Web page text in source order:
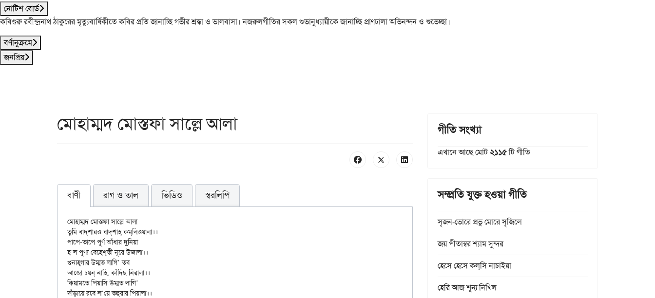
নোটিশ বোর্ড
কবিগুরু রবীন্দ্রনাথ ঠাকুরের মৃত্যুবার্ষিকীতে কবির প্রতি জানাচ্ছি গভীর শ্রদ্ধা ও ভালবাসা। নজরুলগীতির সকল শুভানুধ্যায়ীকে জানাচ্ছি প্রাণঢালা অভিনন্দন ও শুভেচ্ছা।
বর্ণানুক্রমে
জনপ্রিয়
মোহাম্মদ মোস্তফা সাল্লে আলা
বাণী রাগ ও তাল ভিডিও স্বরলিপি
মোহাম্মদ মোস্তফা সাল্লে আলা
তুমি বাদ্‌শারও বাদ্‌শাহ্ কম্‌লিওয়ালা।।
পাপে-তাপে পূর্ণ আঁধার দুনিয়া
হ’ল পুণ্য বেহেশ্‌তী নূরে উজালা।।
গুনাহ্‌গার উম্মত লাগি’ তব
আজো চয়ন্‌ নাহি, কাঁদিছ নিরালা।।
কিয়ামতে পিয়াসি উম্মত লাগি’
দাঁড়ায়ে রবে ল’য়ে তহুরার পিয়ালা।।
গীতি সংখ্যা
এখানে আছে মোট২১১৫টি গীতি
সম্প্রতি যুক্ত হওয়া গীতি
সৃজন-ভোরে প্রভু মোরে সৃজিলে
জয় পীতাম্বর শ্যাম সুন্দর
হেসে হেসে কল্‌সি নাচাইয়া
হেরি আজ শূন্য নিখিল